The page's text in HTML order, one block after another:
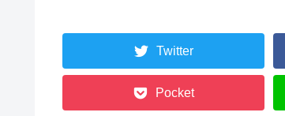
Twitter
Pocket